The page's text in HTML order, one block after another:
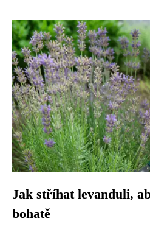
Jak stříhat levanduli,
bohatě